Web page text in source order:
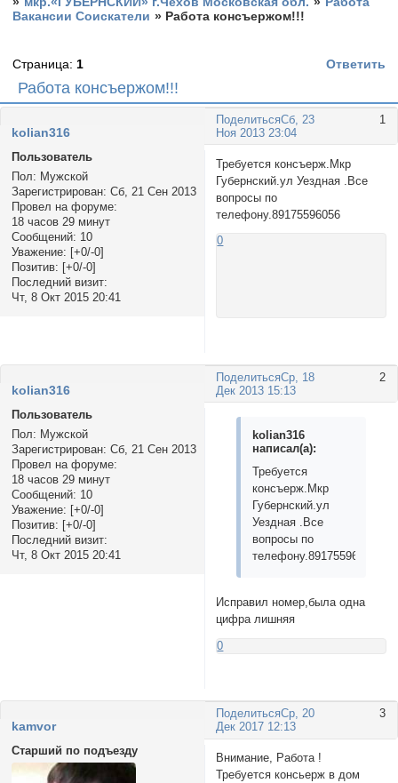
Вакансии Соискатели » Работа консъержом!!!
Работа консъержом!!!
Страница: 1 Ответить
Поделиться 1
Сб, 23
Ноя 2013 23:04
kolian316
Пользователь
Пол: Мужской
Зарегистрирован: Сб, 21 Сен 2013
Провел на форуме:
18 часов 29 минут
Сообщений: 10
Уважение: [+0/-0]
Позитив: [+0/-0]
Последний визит:
Чт, 8 Окт 2015 20:41
Требуется консъерж.Мкр
Губернский.ул Уездная .Все
вопросы по
телефону.89175596056
0
Поделиться 2
Ср, 18
Дек 2013 15:13
kolian316
Пользователь
Пол: Мужской
Зарегистрирован: Сб, 21 Сен 2013
Провел на форуме:
18 часов 29 минут
Сообщений: 10
Уважение: [+0/-0]
Позитив: [+0/-0]
Последний визит:
Чт, 8 Окт 2015 20:41
kolian316
написал(а):
Требуется
консъерж.Мкр
Губернский.ул
Уездная .Все
вопросы по
телефону.89175596056
Исправил номер,была одна
цифра лишняя
0
Поделиться 3
Ср, 20
Дек 2017 12:13
kamvor
Старший по подъезду
Внимание, Работа !
Требуется консьерж в дом